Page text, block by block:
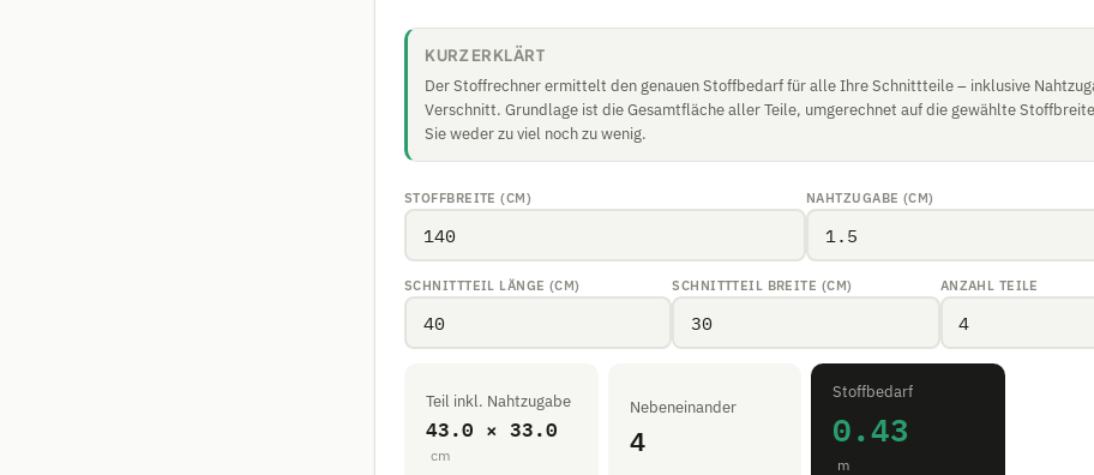
KURZ ERKLÄRT
Der Stoffrechner ermittelt den genauen Stoffbedarf für alle Ihre Schnittteile – inklusive
Verschnitt. Grundlage ist die Gesamtfläche aller Teile, umgerechnet auf die gewählte
Sie weder zu viel noch zu wenig.
STOFFBREITE (CM) NAHTZUGABE (CM)
SCHNITTTEIL LÄNGE (CM) SCHNITTTEIL BREITE (CM) ANZAHL TEILE
Teil inkl. Nahtzugabe
43.0 × 33.0
cm
Nebeneinander
4
Stoffbedarf
0.43
m